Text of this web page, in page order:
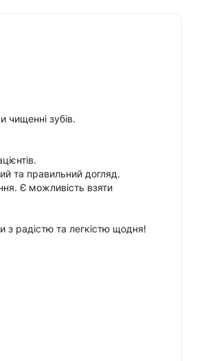
чищенні зубів.
та правильний догляд.
Є можливість взяти
з радістю та легкістю щодня!